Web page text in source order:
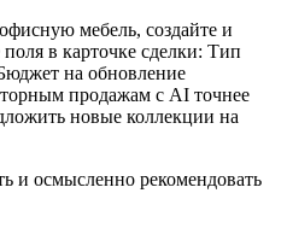
мебель, создайте и
поля в карточке сделки: Тип
на обновление
продажам с AI точнее
новые коллекции на
и осмысленно рекомендовать